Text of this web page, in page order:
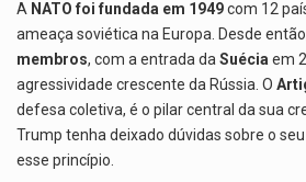
A NATO foi fundada em 1949com 12
ameaça soviética na Europa. Desde
membros, com a entrada da Suécia em
agressividade crescente da Rússia. O
defesa coletiva, é o pilar central da sua
Trump tenha deixado dúvidas sobre o
esse princípio.